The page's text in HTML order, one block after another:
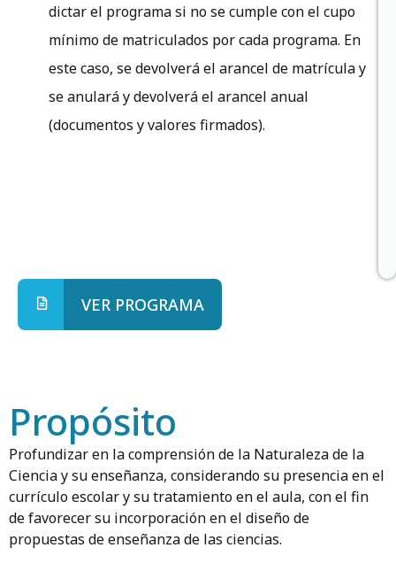
dictar el programa si no se cumple con el cupo
mínimo de matriculados por cada programa. En
este caso, se devolverá el arancel de matrícula y
se anulará y devolverá el arancel anual
(documentos y valores firmados).
VER PROGRAMA
Profundizar en la comprensión de la Naturaleza de la
Ciencia y su enseñanza, considerando su presencia en el
currículo escolar y su tratamiento en el aula, con el fin
de favorecer su incorporación en el diseño de
propuestas de enseñanza de las ciencias.
Propósito